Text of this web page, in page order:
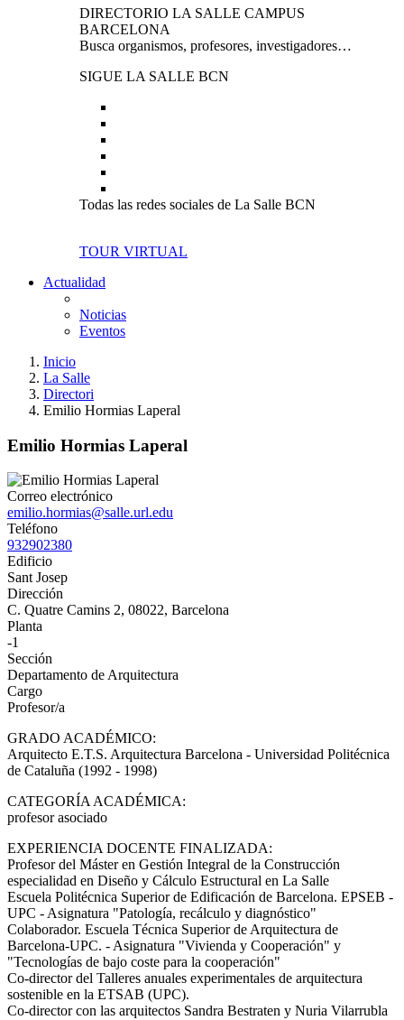
DIRECTORIO LA SALLE CAMPUS
BARCELONA
Busca organismos, profesores, investigadores…
SIGUE LA SALLE BCN
Todas las redes sociales de La Salle BCN
TOUR VIRTUAL
Actualidad
Noticias
Eventos
Inicio
La Salle
Directori
Emilio Hormias Laperal
Emilio Hormias Laperal
Correo electrónico
emilio.hormias@salle.url.edu
Teléfono
932902380
Edificio
Sant Josep
Dirección
C. Quatre Camins 2, 08022, Barcelona
Planta
-1
Sección
Departamento de Arquitectura
Cargo
Profesor/a
GRADO ACADÉMICO:
Arquitecto E.T.S. Arquitectura Barcelona - Universidad Politécnica
de Cataluña (1992 - 1998)
CATEGORÍA ACADÉMICA:
profesor asociado
EXPERIENCIA DOCENTE FINALIZADA:
Profesor del Máster en Gestión Integral de la Construcción
especialidad en Diseño y Cálculo Estructural en La Salle
Escuela Politécnica Superior de Edificación de Barcelona. EPSEB -
UPC - Asignatura "Patología, recálculo y diagnóstico"
Colaborador. Escuela Técnica Superior de Arquitectura de
Barcelona-UPC. - Asignatura "Vivienda y Cooperación" y
"Tecnologías de bajo coste para la cooperación"
Co-director del Talleres anuales experimentales de arquitectura
sostenible en la ETSAB (UPC).
Co-director con las arquitectos Sandra Bestraten y Nuria Vilarrubla